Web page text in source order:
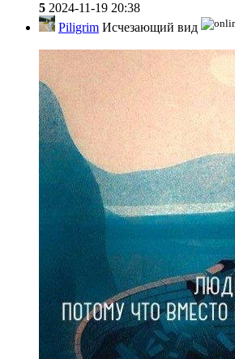
5 2024-11-19 20:38
Piligrim Исчезающий вид